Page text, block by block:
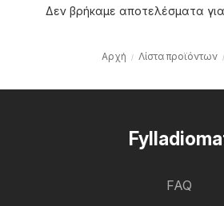
Δεν βρήκαμε αποτελέσματα
Αρχή Λίστα προϊόντων
FAQ